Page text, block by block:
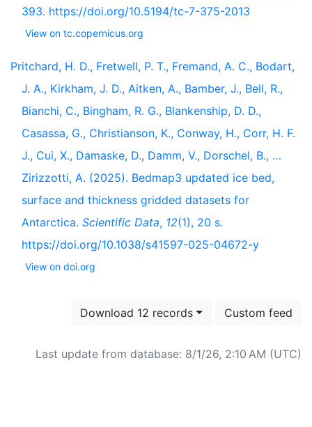
393. https://doi.org/10.5194/tc-7-375-2013
View on tc.copernicus.org
Pritchard, H. D., Fretwell, P. T., Fremand, A. C., Bodart,
J. A., Kirkham, J. D., Aitken, A., Bamber, J., Bell, R.,
Bianchi, C., Bingham, R. G., Blankenship, D. D.,
Casassa, G., Christianson, K., Conway, H., Corr, H. F.
J., Cui, X., Damaske, D., Damm, V., Dorschel, B., …
Zirizzotti, A. (2025). Bedmap3 updated ice bed,
surface and thickness gridded datasets for
Antarctica. Scientific Data, 12(1), 20 s.
https://doi.org/10.1038/s41597-025-04672-y
View on doi.org
Download 12 records Custom feed
Last update from database: 8/1/26, 2:10 AM (UTC)